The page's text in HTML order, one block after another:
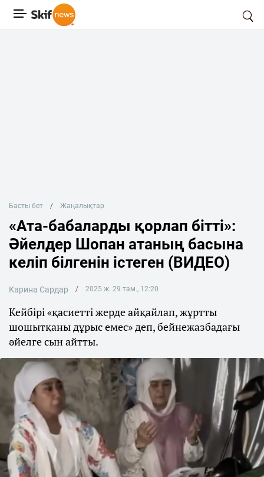
Басты бет Жаңалықтар
«Ата-бабаларды қорлап бітті»:
Әйелдер Шопан атаның басына
келіп білгенін істеген (ВИДЕО)
Карина Сардар 2025 ж. 29 там., 12:20
Кейбірі «қасиетті жерде айқайлап, жұртты
шошытқаны дұрыс емес» деп, бейнежазбадағы
әйелге сын айтты.